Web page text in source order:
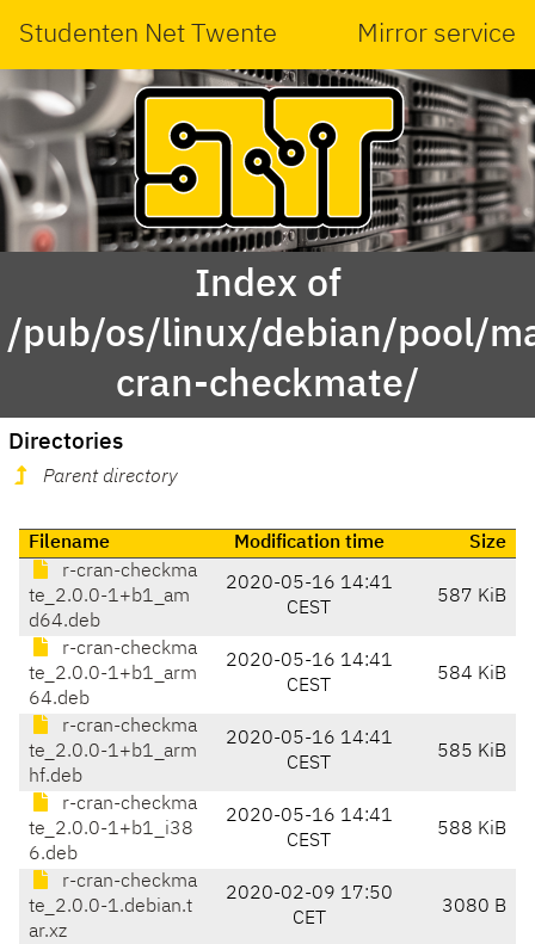
Studenten Net Twente Mirror service
Index of
/pub/os/linux/debian/pool/
cran-checkmate/
Directories
Parent directory
Filename Modification time
Size
r-cran-checkma
te_2.0.0-1+b1_am
d64.deb
2020-05-16 14:41
CEST
587 KiB
r-cran-checkma
te_2.0.0-1+b1_arm
64.deb
2020-05-16 14:41
CEST
584 KiB
r-cran-checkma
te_2.0.0-1+b1_arm
hf.deb
2020-05-16 14:41
CEST
585 KiB
r-cran-checkma
te_2.0.0-1+b1_i38
6.deb
2020-05-16 14:41
CEST
588 KiB
r-cran-checkma
te_2.0.0-1.debian.t
ar.xz
2020-02-09 17:50
CET
3080 B